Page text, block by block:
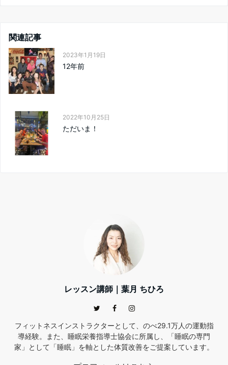
関連記事
2023年1月19日
12年前
2022年10月25日
ただいま！
レッスン講師｜葉月 ちひろ
フィットネスインストラクターとして、のべ29.1万人の運動指
導経験。また、睡眠栄養指導士協会に所属し、「睡眠の専門
家」として「睡眠」を軸とした体質改善をご提案しています。